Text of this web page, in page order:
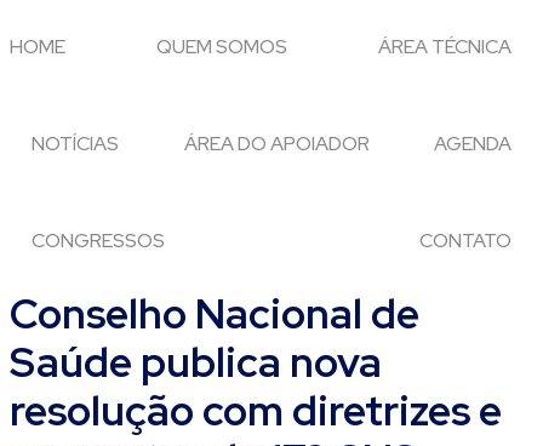
HOME QUEM SOMOS ÁREA TÉCNICA
NOTÍCIAS ÁREA DO APOIADOR AGENDA
CONGRESSOS CONTATO
Conselho Nacional de
Saúde publica nova
resolução com diretrizes e